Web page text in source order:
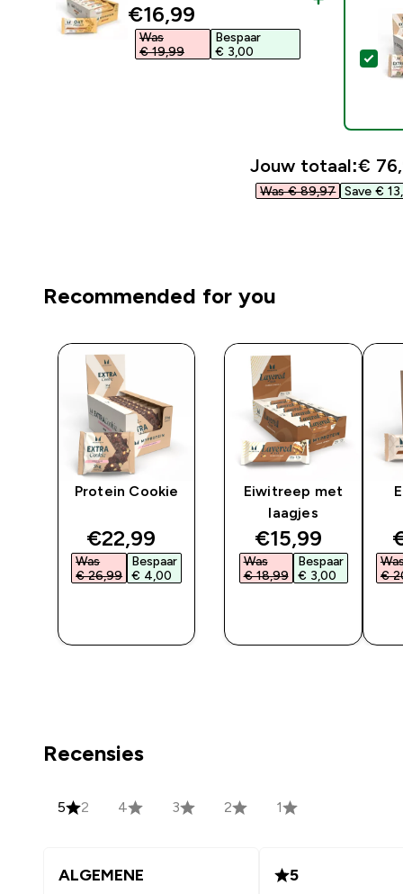
discounted price
€16,99‎
Was
€ 19,99‎
Bespaar
€ 3,00‎
Jouw totaal:€
Was € 89,97‎ Save €
Recommended for you
Protein Cookie
discounted price
€22,99‎
Was
€ 26,99‎
Bespaar
€ 4,00‎
Eiwitreep met
laagjes
discounted
€15,99‎
Was
€ 18,99‎
Bespaar
€ 3,00‎
€
Recensies
5 2 4 3 2 1
ALGEMENE
5